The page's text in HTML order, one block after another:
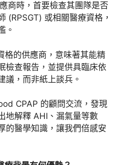
商時，首要檢查其團隊是否
(RPSGT) 或相關醫療資格，
。
格的供應商，意味著其能精
檢查報告，並提供具臨床依
議，而非紙上談兵。
CPAP 的顧問交流，發現
地解釋 AHI、漏氣量等數
的醫學知識，讓我們倍感安